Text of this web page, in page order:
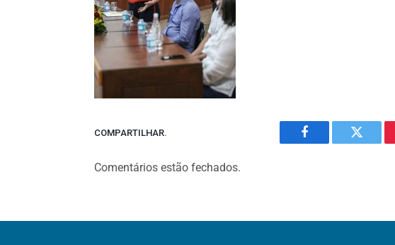
COMPARTILHAR.
Facebook Twitter
Comentários estão fechados.